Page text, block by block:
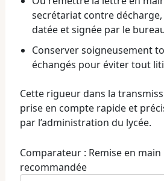
secrétariat contre décharge,
datée et signée par le
Conserver soigneusement
échangés pour éviter tout
Cette rigueur dans la
prise en compte rapide et
par l’administration du lycée.
Comparateur : Remise en
recommandée